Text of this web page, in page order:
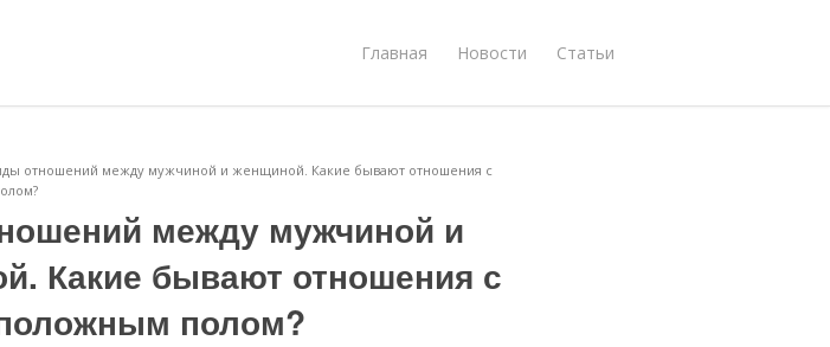
Главная Новости Статьи
отношений между мужчиной и женщиной. Какие бывают отношения с
между мужчиной и
Какие бывают отношения с
полом?